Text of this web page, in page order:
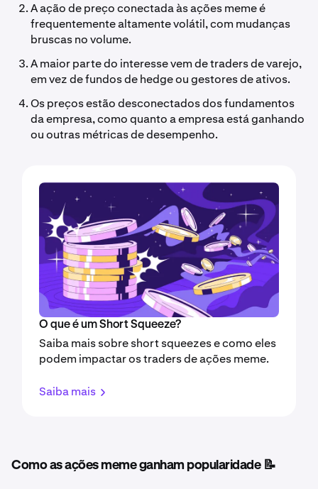
A ação de preço conectada às ações meme é
frequentemente altamente volátil, com mudanças
bruscas no volume.
A maior parte do interesse vem de traders de varejo,
em vez de fundos de hedge ou gestores de ativos.
Os preços estão desconectados dos fundamentos
da empresa, como quanto a empresa está ganhando
ou outras métricas de desempenho.
O que é um Short Squeeze?
Saiba mais sobre short squeezes e como eles
podem impactar os traders de ações meme.
Saiba mais
Como as ações meme ganham popularidade 📝